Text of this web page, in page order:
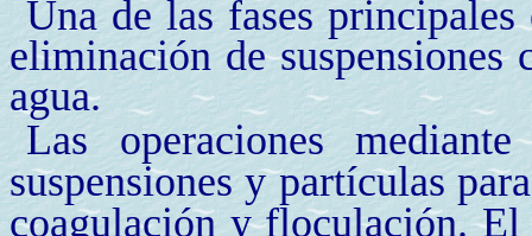
Una de las fases
eliminación de suspensiones
agua.
Las operaciones
suspensiones y partículas
coagulación y floculación.